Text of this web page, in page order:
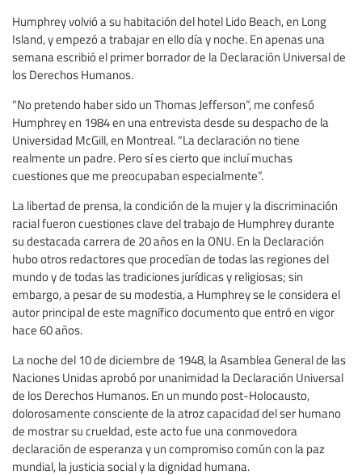
Humphrey volvió a su habitación del hotel Lido Beach, en Long
Island, y empezó a trabajar en ello día y noche. En apenas una
semana escribió el primer borrador de la Declaración Universal de
los Derechos Humanos.
“No pretendo haber sido un Thomas Jefferson”, me confesó
Humphrey en 1984 en una entrevista desde su despacho de la
Universidad McGill, en Montreal. “La declaración no tiene
realmente un padre. Pero sí es cierto que incluí muchas
cuestiones que me preocupaban especialmente”.
La libertad de prensa, la condición de la mujer y la discriminación
racial fueron cuestiones clave del trabajo de Humphrey durante
su destacada carrera de 20 años en la ONU. En la Declaración
hubo otros redactores que procedían de todas las regiones del
mundo y de todas las tradiciones jurídicas y religiosas; sin
embargo, a pesar de su modestia, a Humphrey se le considera el
autor principal de este magnífico documento que entró en vigor
hace 60 años.
La noche del 10 de diciembre de 1948, la Asamblea General de las
Naciones Unidas aprobó por unanimidad la Declaración Universal
de los Derechos Humanos. En un mundo post-Holocausto,
dolorosamente consciente de la atroz capacidad del ser humano
de mostrar su crueldad, este acto fue una conmovedora
declaración de esperanza y un compromiso común con la paz
mundial, la justicia social y la dignidad humana.